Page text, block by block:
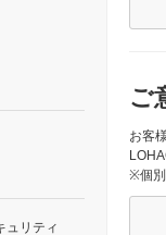
ご
お客
※個別
ュリティ